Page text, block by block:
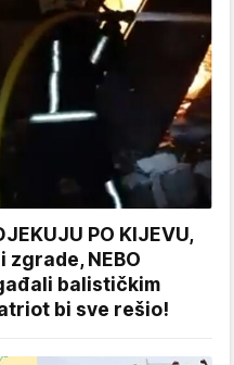
PO KIJEVU,
zgrade, NEBO
balističkim
bi sve rešio!